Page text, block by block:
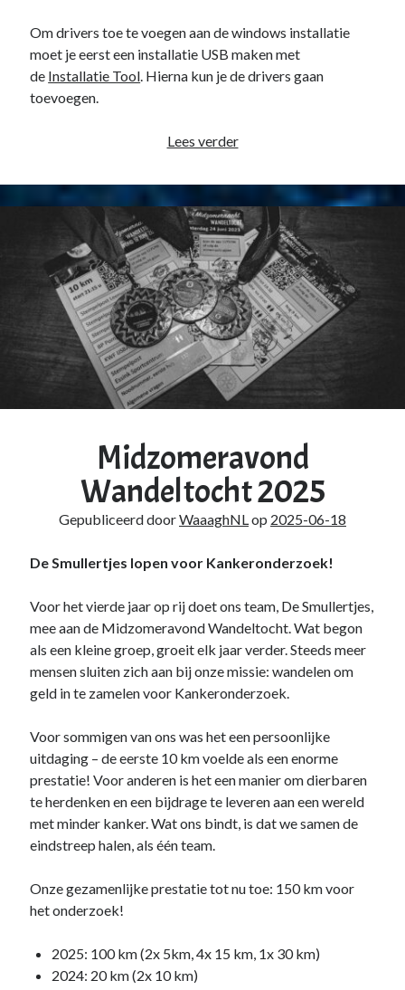
Om drivers toe te voegen aan de windows installatie
moet je eerst een installatie USB maken met
de Installatie Tool. Hierna kun je de drivers gaan
toevoegen.
Lees verderDrivers
Windows
11
installatie
toevoegen
Midzomeravond
Wandeltocht 2025
Gepubliceerd doorWaaaghNLop 2025-06-18
De Smullertjes lopen voor Kankeronderzoek!
Voor het vierde jaar op rij doet ons team, De Smullertjes,
mee aan de Midzomeravond Wandeltocht. Wat begon
als een kleine groep, groeit elk jaar verder. Steeds meer
mensen sluiten zich aan bij onze missie: wandelen om
geld in te zamelen voor Kankeronderzoek.
Voor sommigen van ons was het een persoonlijke
uitdaging – de eerste 10 km voelde als een enorme
prestatie! Voor anderen is het een manier om dierbaren
te herdenken en een bijdrage te leveren aan een wereld
met minder kanker. Wat ons bindt, is dat we samen de
eindstreep halen, als één team.
Onze gezamenlijke prestatie tot nu toe: 150 km voor
het onderzoek!
2025: 100 km (2x 5km, 4x 15 km, 1x 30 km)
2024: 20 km (2x 10 km)